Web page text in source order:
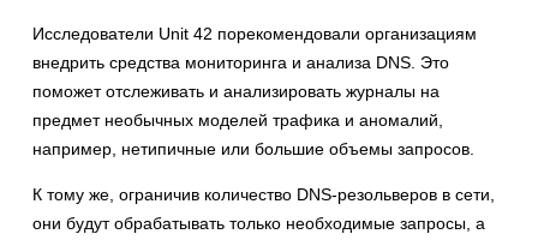
Исследователи Unit 42 порекомендовали организациям
внедрить средства мониторинга и анализа DNS. Это
поможет отслеживать и анализировать журналы на
предмет необычных моделей трафика и аномалий,
например, нетипичные или большие объемы запросов.
К тому же, ограничив количество DNS-резольверов в сети,
они будут обрабатывать только необходимые запросы, а